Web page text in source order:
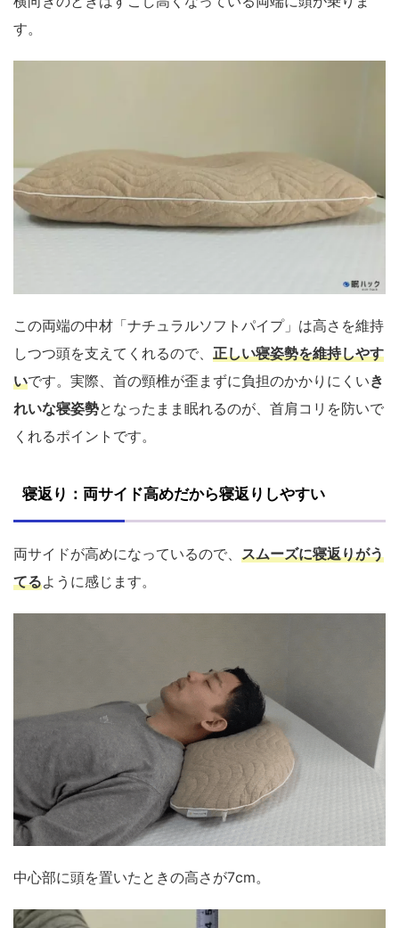
す。
この両端の中材「ナチュラルソフトパイプ」は高さを維持
しつつ頭を支えてくれるので、 正しい寝姿勢を維持しやす
いです。実際、首の頸椎が歪まずに負担のかかりにくいき
れいな寝姿勢となったまま眠れるのが、首肩コリを防いで
くれるポイントです。
寝返り：両サイド高めだから寝返りしやすい
両サイドが高めになっているので、 スムーズに寝返りがう
てるように感じます。
中心部に頭を置いたときの高さが7cm。